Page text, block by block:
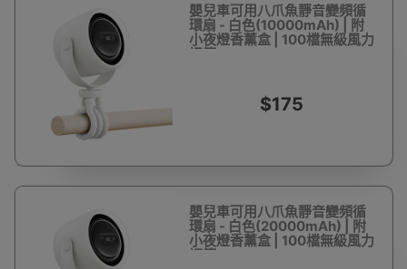
嬰兒車可用八爪魚靜音變頻循
環扇 - 白色(10000mAh) | 附
小夜燈香薰盒 | 100檔無級風力
調節
$175
嬰兒車可用八爪魚靜音變頻循
環扇 - 白色(20000mAh) | 附
小夜燈香薰盒 | 100檔無級風力
調節